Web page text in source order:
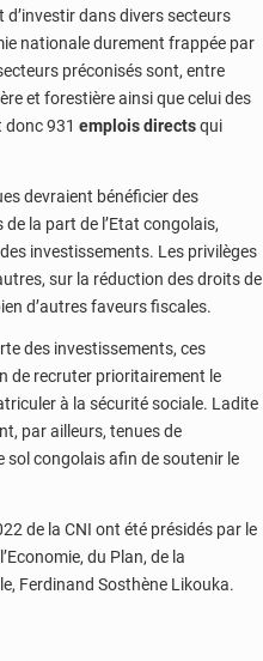
dans divers secteurs
nationale durement frappée par
préconisés sont, entre
et forestière ainsi que celui des
931 emplois directsqui
devraient bénéficier des
la part de l’Etat congolais,
investissements. Les privilèges
sur la réduction des droits de
d’autres faveurs fiscales.
des investissements, ces
de recruter prioritairement le
à la sécurité sociale. Ladite
par ailleurs, tenues de
sol congolais afin de soutenir le
de la CNI ont été présidés par le
du Plan, de la
Ferdinand Sosthène Likouka.